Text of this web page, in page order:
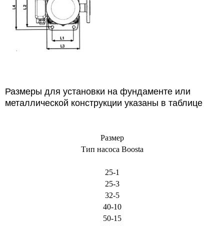
Размеры для установки на фундаменте или
металлической конструкции указаны в таблице
Размер
Тип насоса Boosta
25-1
25-3
32-5
40-10
50-15